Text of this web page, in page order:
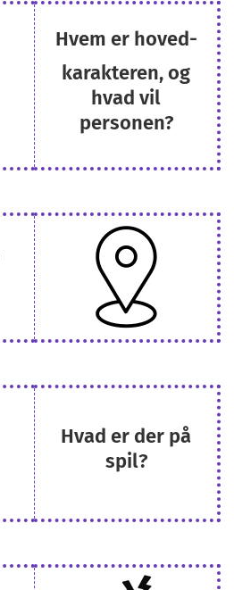
Hvem er hoved-
karakteren, og
hvad vil
personen?
Hvad er der på
spil?